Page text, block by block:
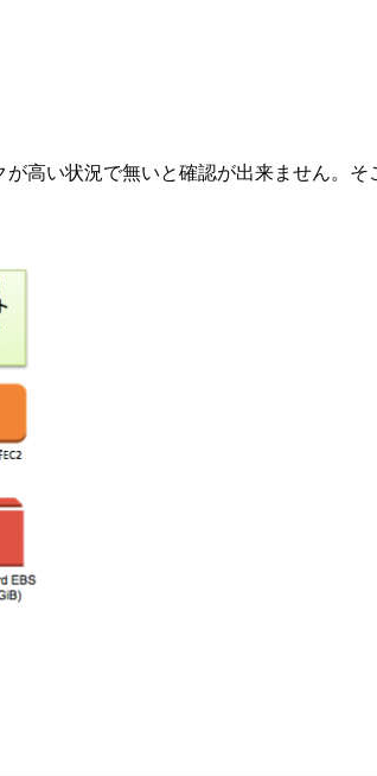
高い状況で無いと確認が出来ません。そ